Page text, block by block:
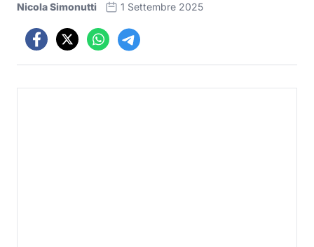
Nicola Simonutti 1 Settembre 2025